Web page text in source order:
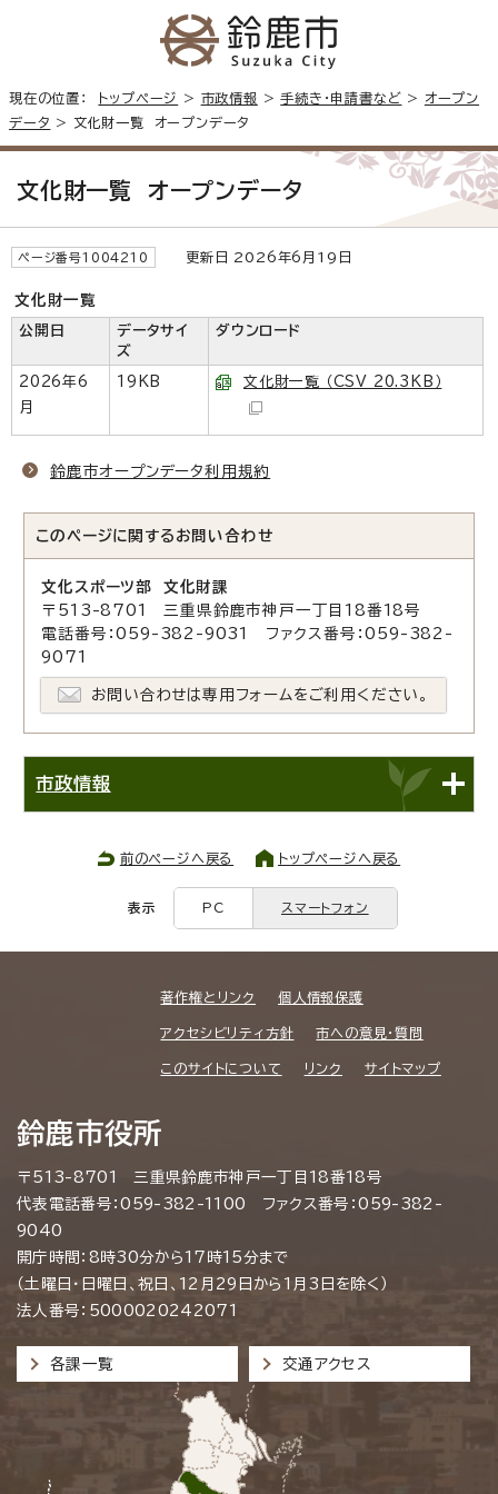
現在の位置： トップページ > 市政情報 >手続き・申請書など > オープン
データ > 文化財一覧 オープンデータ
文化財一覧 オープンデータ
ページ番号1004210 更新日 2026年6月19日
文化財一覧
公開日
データサイ
ズ
ダウンロード
2026年6
月
19KB 文化財一覧 （CSV 20.3KB）
鈴鹿市オープンデータ利用規約
このページに関する お問い合わせ
文化スポーツ部 文化財課
〒513-8701 三重県鈴鹿市神戸一丁目18番18号
電話番号：059-382-9031 ファクス番号：059-382-
9071
お問い合わせは専用フォームをご利用ください。
市政情報
前のページへ戻る トップページへ戻る
表示 PC スマートフォン
著作権とリンク 個人情報保護
アクセシビリティ方針 市への意見・質問
このサイトについて リンク サイトマップ
鈴鹿市役所
〒513-8701 三重県鈴鹿市神戸一丁目18番18号
代表電話番号：059-382-1100 ファクス番号：059-382-
9040
開庁時間：8時30分から17時15分まで
（土曜日・日曜日、祝日、12月29日から1月3日を除く）
法人番号：5000020242071
各課一覧 交通アクセス